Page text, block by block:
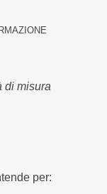
di misura
per: